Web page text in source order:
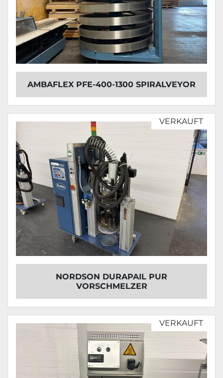
AMBAFLEX PFE-400-1300 SPIRALVEYOR
VERKAUFT
NORDSON DURAPAIL PUR
VORSCHMELZER
VERKAUFT